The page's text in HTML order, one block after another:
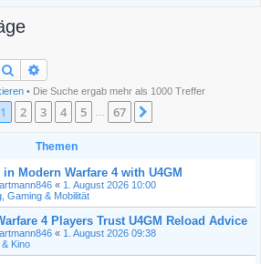
Suche
• Die Suche ergab mehr als 1000 Treffer
1von 67
1 2 3 4 5 67
Themen
Modern Warfare 4 with U4GM
« 1. August 2026 10:00
Gaming & Mobilität
4 Players Trust U4GM Reload Advice
« 1. August 2026 09:38
Kino